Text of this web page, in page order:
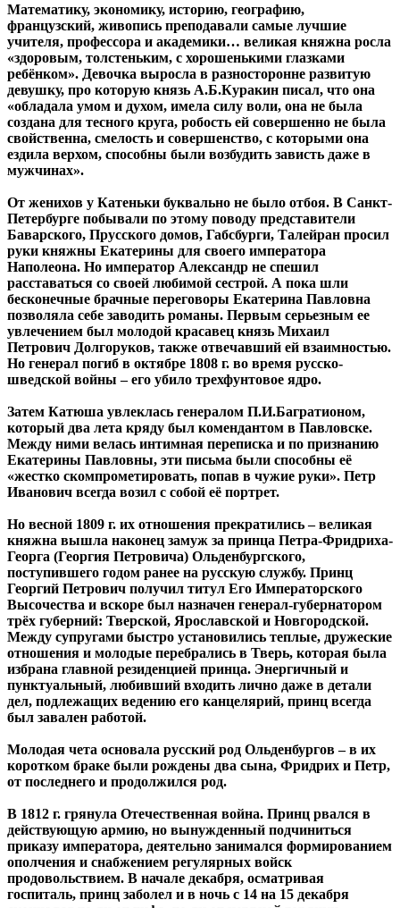
Математику, экономику, историю, географию,
французский, живопись преподавали самые лучшие
учителя, профессора и академики… великая княжна росла
«здоровым, толстеньким, с хорошенькими глазками
ребёнком». Девочка выросла в разносторонне развитую
девушку, про которую князь А.Б.Куракин писал, что она
«обладала умом и духом, имела силу воли, она не была
создана для тесного круга, робость ей совершенно не была
свойственна, смелость и совершенство, с которыми она
ездила верхом, способны были возбудить зависть даже в
мужчинах».
От женихов у Катеньки буквально не было отбоя. В Санкт-
Петербурге побывали по этому поводу представители
Баварского, Прусского домов, Габсбурги, Талейран просил
руки княжны Екатерины для своего императора
Наполеона. Но император Александр не спешил
расставаться со своей любимой сестрой. А пока шли
бесконечные брачные переговоры Екатерина Павловна
позволяла себе заводить романы. Первым серьезным ее
увлечением был молодой красавец князь Михаил
Петрович Долгоруков, также отвечавший ей взаимностью.
Но генерал погиб в октябре 1808 г. во время русско-
шведской войны – его убило трехфунтовое ядро.
Затем Катюша увлеклась генералом П.И.Багратионом,
который два лета кряду был комендантом в Павловске.
Между ними велась интимная переписка и по признанию
Екатерины Павловны, эти письма были способны её
«жестко скомпрометировать, попав в чужие руки». Петр
Иванович всегда возил с собой её портрет.
Но весной 1809 г. их отношения прекратились – великая
княжна вышла наконец замуж за принца Петра-Фридриха-
Георга (Георгия Петровича) Ольденбургского,
поступившего годом ранее на русскую службу. Принц
Георгий Петрович получил титул Его Императорского
Высочества и вскоре был назначен генерал-губернатором
трёх губерний: Тверской, Ярославской и Новгородской.
Между супругами быстро установились теплые, дружеские
отношения и молодые перебрались в Тверь, которая была
избрана главной резиденцией принца. Энергичный и
пунктуальный, любивший входить лично даже в детали
дел, подлежащих ведению его канцелярий, принц всегда
был завален работой.
Молодая чета основала русский род Ольденбургов – в их
коротком браке были рождены два сына, Фридрих и Петр,
от последнего и продолжился род.
В 1812 г. грянула Отечественная война. Принц рвался в
действующую армию, но вынужденный подчиниться
приказу императора, деятельно занимался формированием
ополчения и снабжением регулярных войск
продовольствием. В начале декабря, осматривая
госпиталь, принц заболел и в ночь с 14 на 15 декабря